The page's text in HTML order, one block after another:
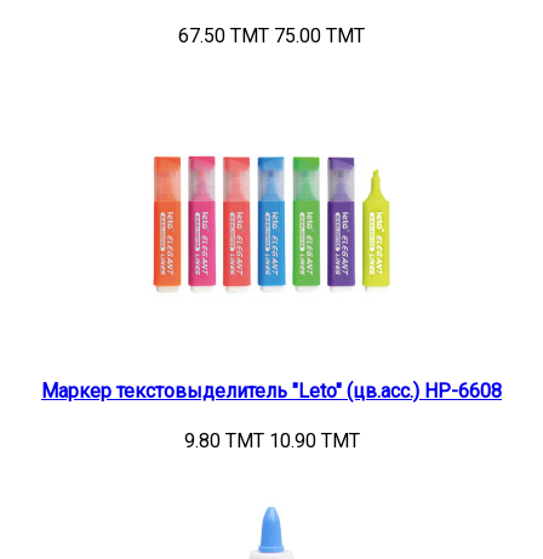
67.50 TMT 75.00 TMT
Маркер текстовыделитель "Leto" (цв.асс.) HP-6608
9.80 TMT 10.90 TMT